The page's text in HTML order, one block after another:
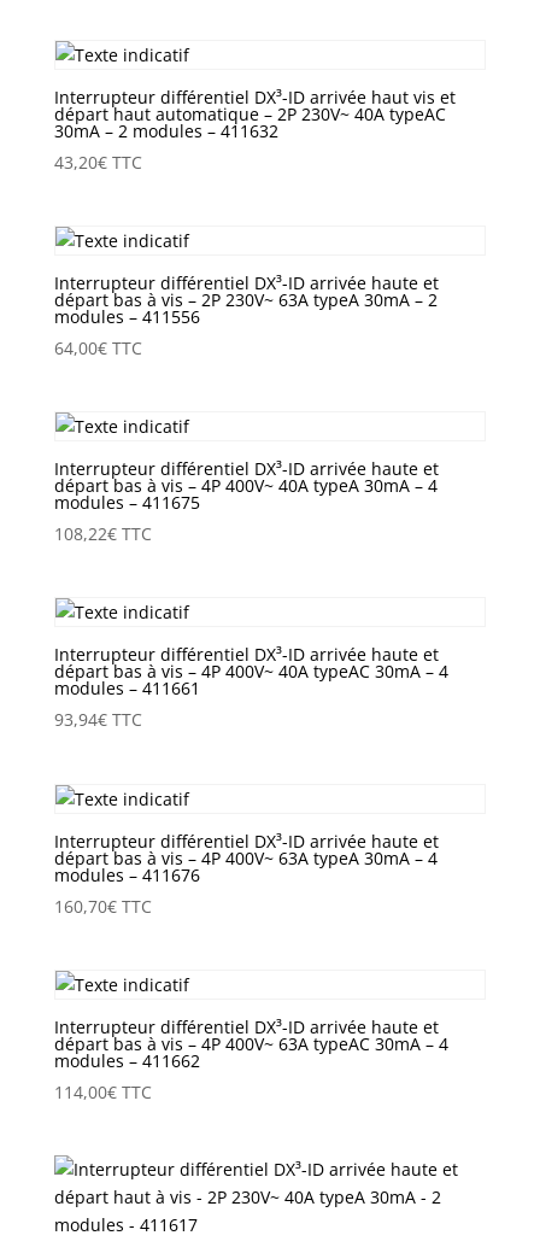
Interrupteur différentiel DX³-ID arrivée haut vis et
départ haut automatique – 2P 230V~ 40A typeAC
30mA – 2 modules – 411632
43,20€ TTC
Interrupteur différentiel DX³-ID arrivée haute et
départ bas à vis – 2P 230V~ 63A typeA 30mA – 2
modules – 411556
64,00€ TTC
Interrupteur différentiel DX³-ID arrivée haute et
départ bas à vis – 4P 400V~ 40A typeA 30mA – 4
modules – 411675
108,22€ TTC
Interrupteur différentiel DX³-ID arrivée haute et
départ bas à vis – 4P 400V~ 40A typeAC 30mA – 4
modules – 411661
93,94€ TTC
Interrupteur différentiel DX³-ID arrivée haute et
départ bas à vis – 4P 400V~ 63A typeA 30mA – 4
modules – 411676
160,70€ TTC
Interrupteur différentiel DX³-ID arrivée haute et
départ bas à vis – 4P 400V~ 63A typeAC 30mA – 4
modules – 411662
114,00€ TTC